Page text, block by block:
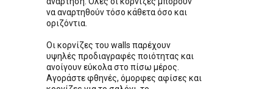
να αναρτηθούν τόσο κάθετα όσο και
οριζόντια.
Οι κορνίζες του walls παρέχουν
υψηλές προδιαγραφές ποιότητας και
ανοίγουν εύκολα στο πίσω μέρος.
Αγοράστε φθηνές, όμορφες αφίσες και